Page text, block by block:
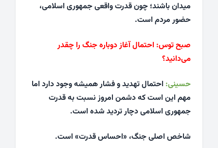
میدان باشند؛ چون قدرت واقعی جمهوری اسلامی،
حضور مردم است.
صبح توس: احتمال آغاز دوباره جنگ را چقدر
می‌دانید؟
حسینی: احتمال تهدید و فشار همیشه وجود دارد اما
مهم این است که دشمن امروز نسبت به قدرت
جمهوری اسلامی دچار تردید شده است.
شاخص اصلی جنگ، «احساس قدرت» است.